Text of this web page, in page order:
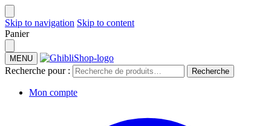
Skip to navigation Skip to content
Panier
MENU
Recherche pour : Recherche
Mon compte